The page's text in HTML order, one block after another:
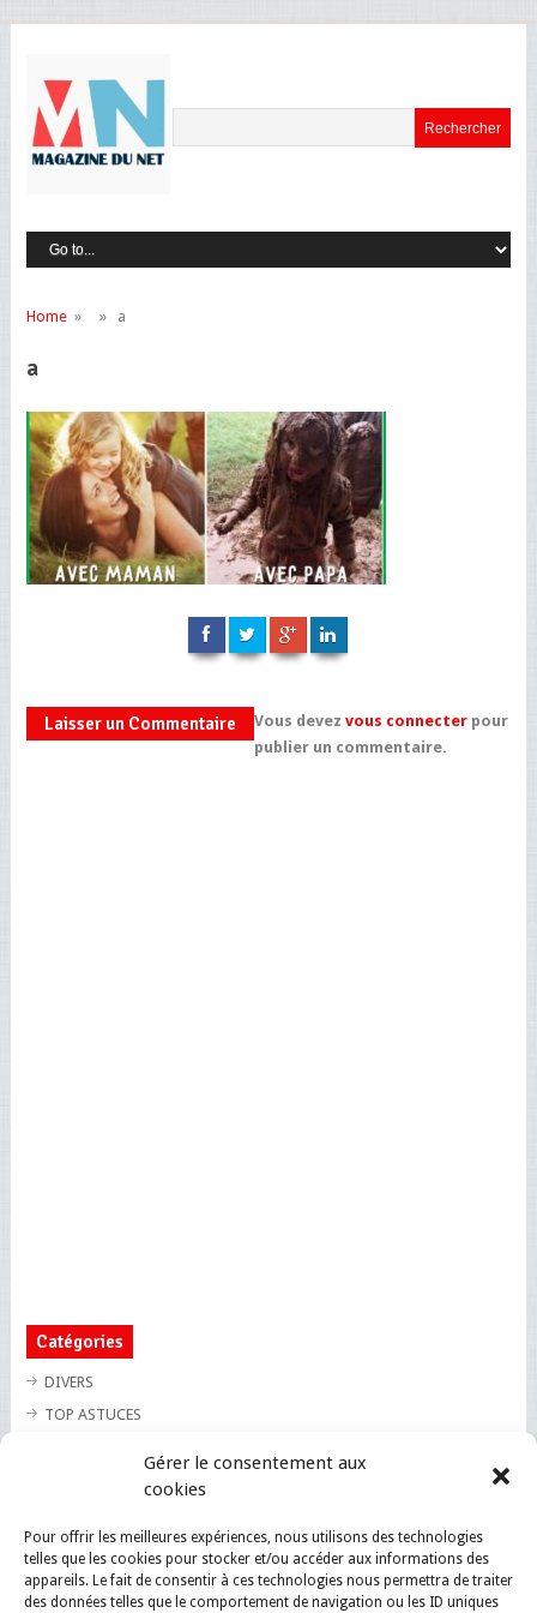
Gérer le consentement aux
cookies
Pour offrir les meilleures expériences, nous utilisons des technologies
telles que les cookies pour stocker et/ou accéder aux informations des
appareils. Le fait de consentir à ces technologies nous permettra de traiter
des données telles que le comportement de navigation ou les ID uniques
Home» » a
a
Laisser un Commentaire Vous devez vous connecterpour
publier un commentaire.
Catégories
DIVERS
TOP ASTUCES
TOP INSOLITE
TOP SANTE